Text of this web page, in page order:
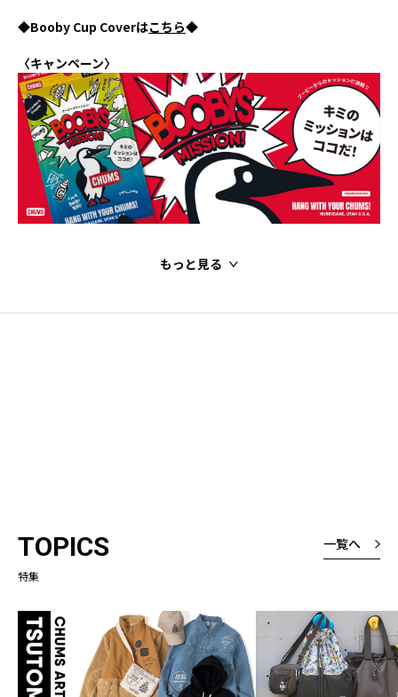
◆Booby Cup Coverはこちら◆
〈キャンペーン〉
もっと見る
TOPICS
特集
一覧へ